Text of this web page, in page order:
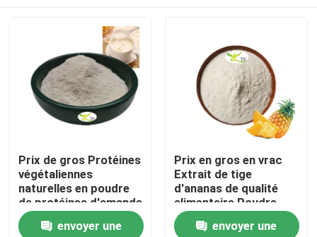
À la maison
Prix ​​de gros Protéines
végétaliennes
naturelles en poudre
de protéines d'amande
40 % 50 % 60 %
envoyer une
Prix en gros en vrac
Extrait de tige
d'ananas de qualité
alimentaire Poudre
d'enzyme de
bromélaïneenvoyer une